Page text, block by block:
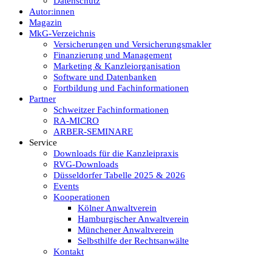
Autor:innen
Magazin
MkG-Verzeichnis
Versicherungen und Versicherungsmakler
Finanzierung und Management
Marketing & Kanzleiorganisation
Software und Datenbanken
Fortbildung und Fachinformationen
Partner
Schweitzer Fachinformationen
RA-MICRO
ARBER-SEMINARE
Service
Downloads für die Kanzleipraxis
RVG-Downloads
Düsseldorfer Tabelle 2025 & 2026
Events
Kooperationen
Kölner Anwaltverein
Hamburgischer Anwaltverein
Münchener Anwaltverein
Selbsthilfe der Rechtsanwälte
Kontakt